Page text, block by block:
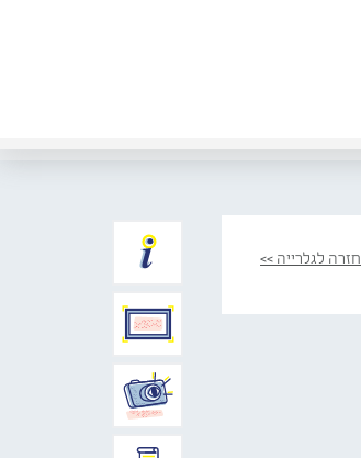
חזרה לגלרייה >>